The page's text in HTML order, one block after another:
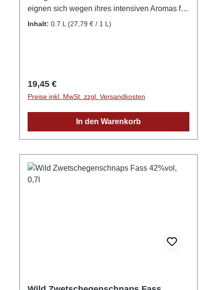
eignen sich wegen ihres intensiven Aromas für
diese Herstellungsart. In die Nase steigt der
GengenbachStraße: Streuobstgarten
1Postleitzahl: 77723E-Mail: info@wild-
brennerei.deWeitere Informationen: Manuel,
Maximilian und Lukas Wild
Inhalt: 0.7 L (27,79 € / 1 L)
Regulärer Preis:
19,45 €
Preise inkl. MwSt. zzgl. Versandkosten
In den Warenkorb